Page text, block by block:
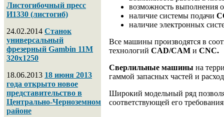
Листогибочный пресс
И1330 (листогиб)
24.02.2014 Станок
универсальный
фрезерный Gambin 11M
320х1250
18.06.2013 18 июня 2013
года открыто новое
представительство в
Центрально-Черноземном
районе
возможность выполнения
наличие системы подачи
наличие электронных
Все машины производятся в
технологий CAD/CAM и CNC.
Сверлильные машины на
гаммой запасных частей и
Широкий модельный ряд
соответствующей его